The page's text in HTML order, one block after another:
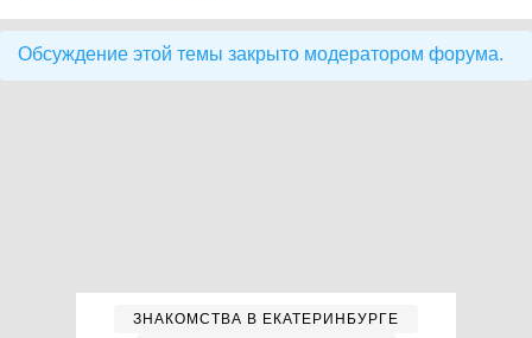
Обсуждение этой темы закрыто модератором форума.
ЗНАКОМСТВА В ЕКАТЕРИНБУРГЕ